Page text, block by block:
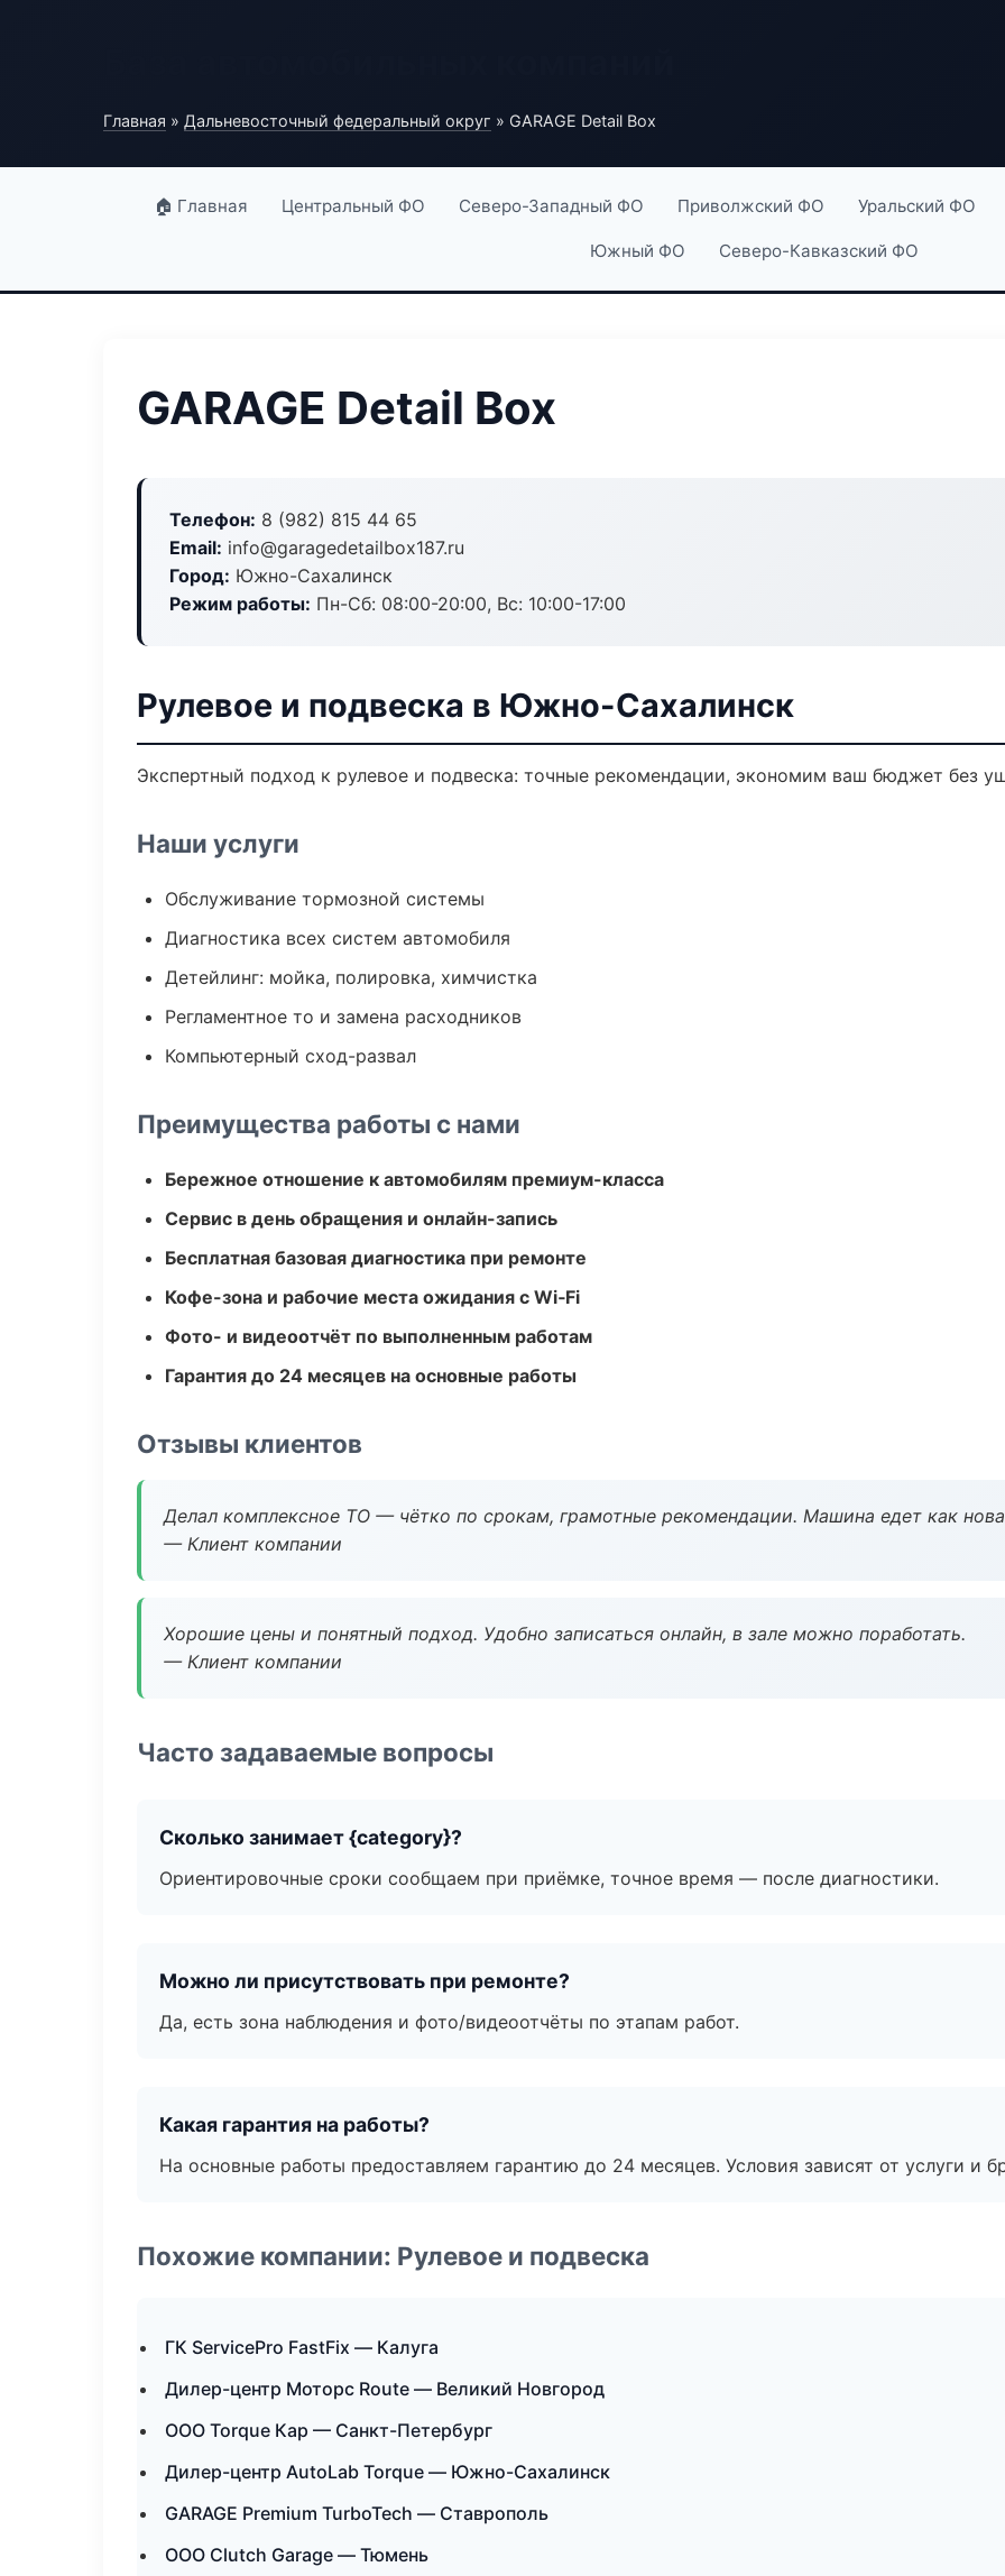
Главная » Дальневосточный федеральный округ » GARAGE Detail Box
🏠 Главная Центральный ФО Северо-Западный ФО Приволжский ФО Уральский ФО
Южный ФО Северо-Кавказский ФО
GARAGE Detail Box
Телефон: 8 (982) 815 44 65
Email: info@garagedetailbox187.ru
Город: Южно-Сахалинск
Режим работы: Пн-Сб: 08:00-20:00, Вс: 10:00-17:00
Рулевое и подвеска в Южно-Сахалинск
Экспертный подход к рулевое и подвеска: точные рекомендации, экономим ваш бюджет без
Наши услуги
Обслуживание тормозной системы
Диагностика всех систем автомобиля
Детейлинг: мойка, полировка, химчистка
Регламентное то и замена расходников
Компьютерный сход-развал
Преимущества работы с нами
Бережное отношение к автомобилям премиум-класса
Сервис в день обращения и онлайн-запись
Бесплатная базовая диагностика при ремонте
Кофе-зона и рабочие места ожидания с Wi‑Fi
Фото- и видеоотчёт по выполненным работам
Гарантия до 24 месяцев на основные работы
Отзывы клиентов
Делал комплексное ТО — чётко по срокам, грамотные рекомендации. Машина едет как
— Клиент компании
Хорошие цены и понятный подход. Удобно записаться онлайн, в зале можно поработать.
— Клиент компании
Часто задаваемые вопросы
Сколько занимает {category}?
Ориентировочные сроки сообщаем при приёмке, точное время — после диагностики.
Можно ли присутствовать при ремонте?
Да, есть зона наблюдения и фото/видеоотчёты по этапам работ.
Какая гарантия на работы?
На основные работы предоставляем гарантию до 24 месяцев. Условия зависят от услуги и
Похожие компании: Рулевое и подвеска
ГК ServicePro FastFix — Калуга
Дилер-центр Моторс Route — Великий Новгород
ООО Torque Кар — Санкт-Петербург
Дилер-центр AutoLab Torque — Южно-Сахалинск
GARAGE Premium TurboTech — Ставрополь
ООО Clutch Garage — Тюмень